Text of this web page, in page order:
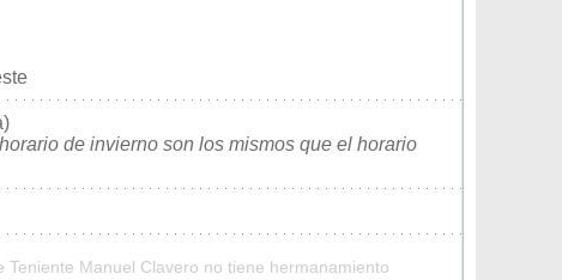
de invierno son los mismos que el horario
Teniente Manuel Clavero no tiene hermanamiento